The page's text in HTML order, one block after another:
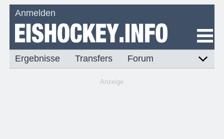
Anmelden
Ergebnisse Transfers Forum
Anzeige